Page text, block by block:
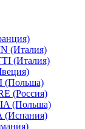
(Италия)
(Италия)
(Польша)
(Россия)
(Польша)
(Испания)